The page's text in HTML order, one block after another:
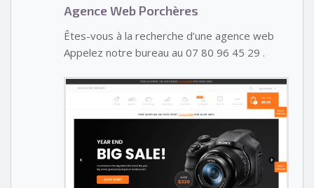
Agence Web Porchères
Êtes-vous à la recherche d’une agence web
Appelez notre bureau au 07 80 96 45 29 .